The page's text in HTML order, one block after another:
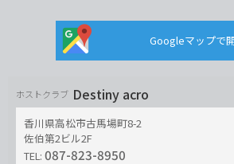
Googleマップで
ホストクラブ Destiny acro
香川県高松市古馬場町8-2
佐伯第2ビル2F
TEL: 087-823-8950